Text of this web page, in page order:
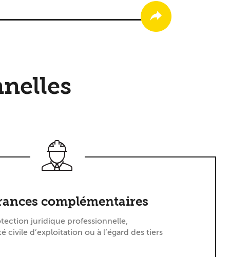
complémentaires
juridique professionnelle,
civile d’exploitation ou à l’égard des tiers